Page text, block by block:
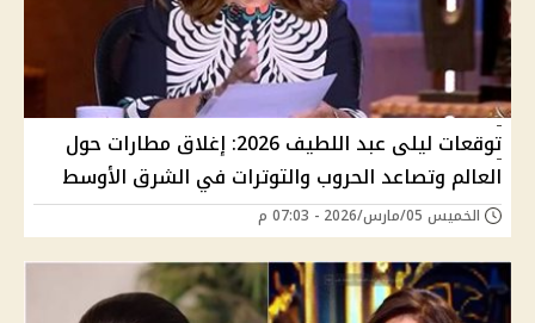
توقعات ليلى عبد اللطيف 2026: إغلاق مطارات حول
العالم وتصاعد الحروب والتوترات في الشرق الأوسط
الخميس 05/مارس/2026 - 07:03 م